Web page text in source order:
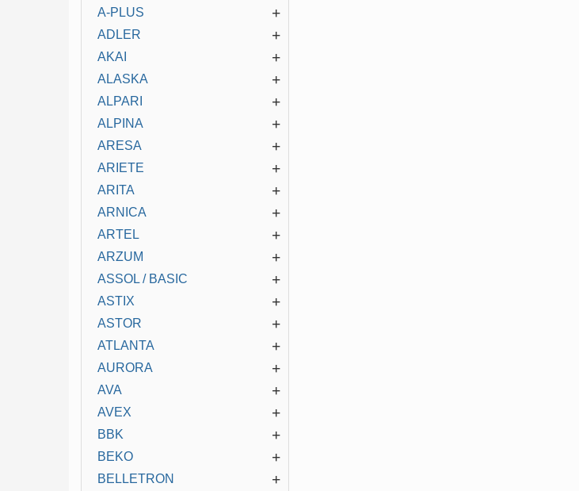
+
A-PLUS
+
ADLER
+
AKAI
+
ALASKA
+
ALPARI
+
ALPINA
+
ARESA
+
ARIETE
+
ARITA
+
ARNICA
+
ARTEL
+
ARZUM
+
ASSOL / BASIC
+
ASTIX
+
ASTOR
+
ATLANTA
+
AURORA
+
AVA
+
AVEX
+
BBK
+
BEKO
+
BELLETRON